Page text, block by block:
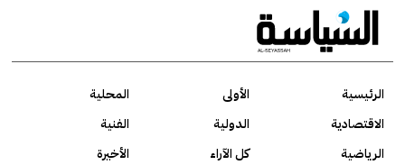
الرئيسية الأولى
المحلية
الاقتصادية
الدولية
الفنية
الرياضية
كل الآراء
الأخيرة